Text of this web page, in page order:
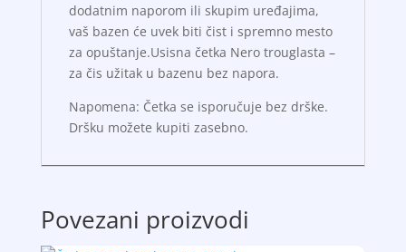
dodatnim naporom ili skupim uređajima,
vaš bazen će uvek biti čist i spremno mesto
za opuštanje.Usisna četka Nero trouglasta –
za čis užitak u bazenu bez napora.
Napomena: Četka se isporučuje bez drške.
Dršku možete kupiti zasebno.
Povezani proizvodi